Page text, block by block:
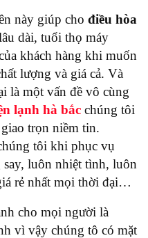
này giúp cho điều hòa
dài, tuổi thọ máy
khách hàng khi muốn
lượng và giá cả. Và
là một vấn đề vô cùng
lạnh hà bắc chúng tôi
trọn niềm tin.
tôi khi phục vụ
luôn nhiệt tình, luôn
rẻ nhất mọi thời đại…
cho mọi người là
vì vậy chúng tô có mặt